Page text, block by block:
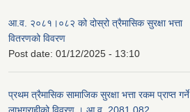
आ.व. २०८१।०८२ को दोस्रो त्रैमासिक सुरक्षा भत्ता
वितरणको विवरण
Post date: 01/12/2025 - 13:10
प्रथम त्रैमासिक सामाजिक सुरक्षा भत्ता रकम प्राप्त गर्ने
लाभग्राहीको विवरण । आ.व. 2081.082